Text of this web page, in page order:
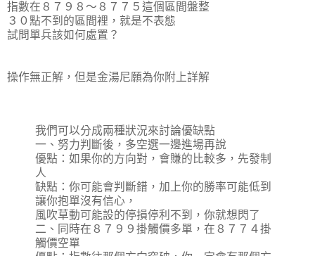
指數在８７９８～８７７５這個區間盤整
３０點不到的區間裡，就是不表態
試問單兵該如何處置？
操作無正解，但是金湯尼願為你附上詳解
我們可以分成兩種狀況來討論優缺點
一、努力判斷後，多空選一邊進場再說
優點：如果你的方向對，會賺的比較多，先發制
人
缺點：你可能會判斷錯，加上你的勝率可能低到
讓你抱單沒有信心，
風吹草動可能設的停損停利不到，你就想閃了
二、同時在８７９９掛觸價多單，在８７７４掛
觸價空單